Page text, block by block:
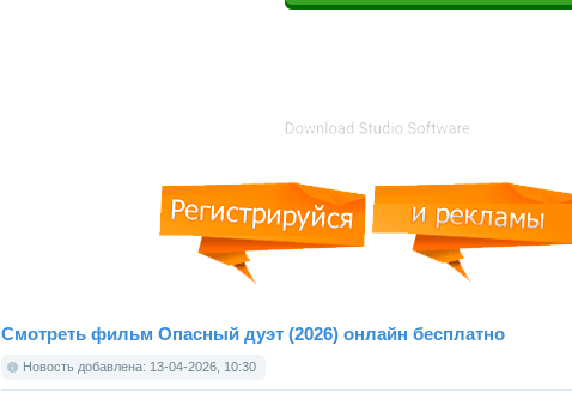
Смотреть фильм Опасный дуэт (2026) онлайн бесплатно
Новость добавлена: 13-04-2026, 10:30